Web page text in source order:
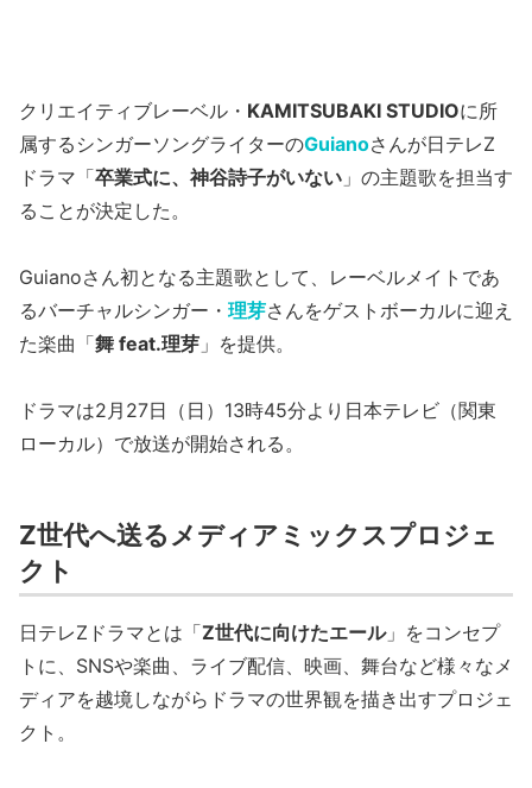
クリエイティブレーベル・ KAMITSUBAKI STUDIOに所
属するシンガーソングライターのGuianoさんが日テレZ
ドラマ「卒業式に、神谷詩子がいない 」の主題歌を担当す
ることが決定した。
Guianoさん初となる主題歌として、レーベルメイトであ
るバーチャルシンガー・ 理芽さんをゲストボーカルに迎え
た楽曲「舞 feat.理芽 」を提供。
ドラマは2月27日（日）13時45分より日本テレビ（関東
ローカル）で放送が開始される。
Z世代へ送るメディアミックスプロジェ
クト
日テレZドラマとは「Z世代に向けたエール」をコンセプ
トに、SNSや楽曲、ライブ配信、映画、舞台など様々なメ
ディアを越境しながらドラマの世界観を描き出すプロジェ
クト。